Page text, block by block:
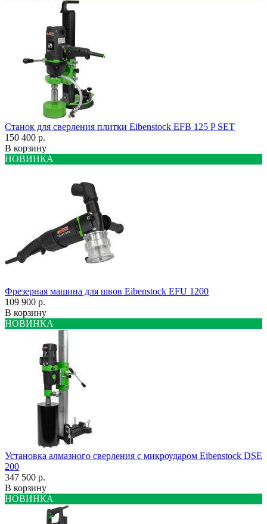
Станок для сверления плитки Eibenstock EFB 125 P SET
150 400 р.
В корзину
НОВИНКА
Фрезерная машина для швов Eibenstock EFU 1200
109 900 р.
В корзину
НОВИНКА
Установка алмазного сверления с микроударом Eibenstock DSE
200
347 500 р.
В корзину
НОВИНКА